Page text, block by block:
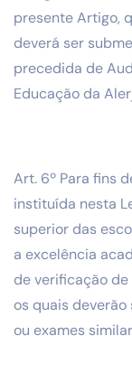
presente Artigo,
deverá ser
precedida de
Educação da
Art. 6º Para fins
instituída nesta
superior das
a excelência
de verificação
os quais
ou exames